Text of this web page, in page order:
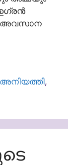
അവസാന
അനിയത്തി,